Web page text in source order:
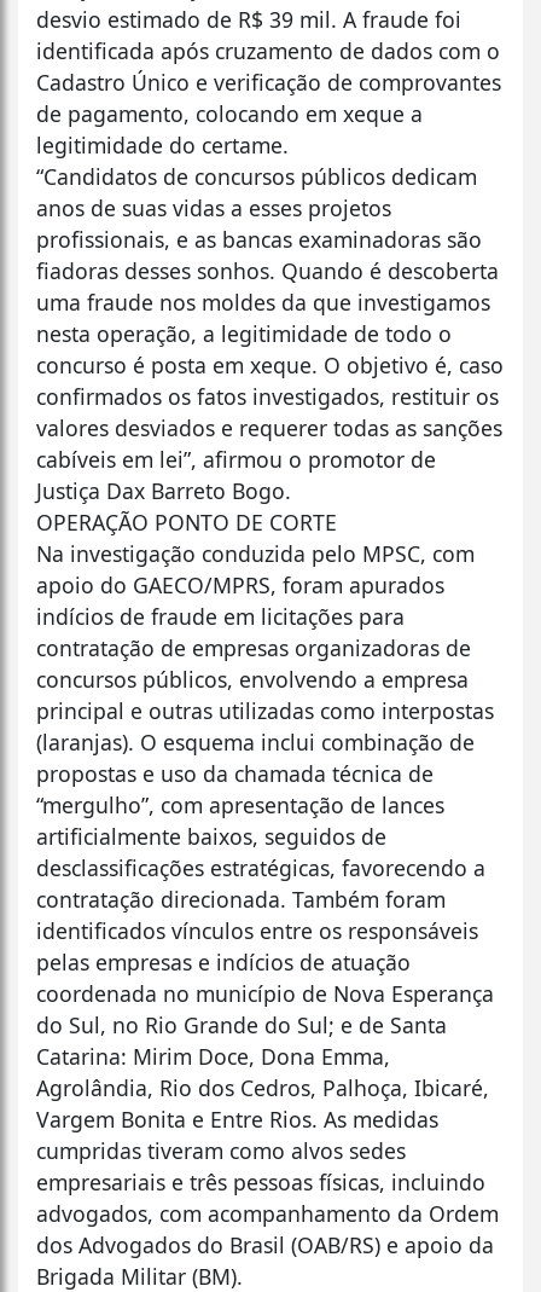
desvio estimado de R$ 39 mil. A fraude foi
identificada após cruzamento de dados com o
Cadastro Único e verificação de comprovantes
de pagamento, colocando em xeque a
legitimidade do certame.
“Candidatos de concursos públicos dedicam
anos de suas vidas a esses projetos
profissionais, e as bancas examinadoras são
fiadoras desses sonhos. Quando é descoberta
uma fraude nos moldes da que investigamos
nesta operação, a legitimidade de todo o
concurso é posta em xeque. O objetivo é, caso
confirmados os fatos investigados, restituir os
valores desviados e requerer todas as sanções
cabíveis em lei”, afirmou o promotor de
Justiça Dax Barreto Bogo.
OPERAÇÃO PONTO DE CORTE
Na investigação conduzida pelo MPSC, com
apoio do GAECO/MPRS, foram apurados
indícios de fraude em licitações para
contratação de empresas organizadoras de
concursos públicos, envolvendo a empresa
principal e outras utilizadas como interpostas
(laranjas). O esquema inclui combinação de
propostas e uso da chamada técnica de
“mergulho”, com apresentação de lances
artificialmente baixos, seguidos de
desclassificações estratégicas, favorecendo a
contratação direcionada. Também foram
identificados vínculos entre os responsáveis
pelas empresas e indícios de atuação
coordenada no município de Nova Esperança
do Sul, no Rio Grande do Sul; e de Santa
Catarina: Mirim Doce, Dona Emma,
Agrolândia, Rio dos Cedros, Palhoça, Ibicaré,
Vargem Bonita e Entre Rios. As medidas
cumpridas tiveram como alvos sedes
empresariais e três pessoas físicas, incluindo
advogados, com acompanhamento da Ordem
dos Advogados do Brasil (OAB/RS) e apoio da
Brigada Militar (BM).